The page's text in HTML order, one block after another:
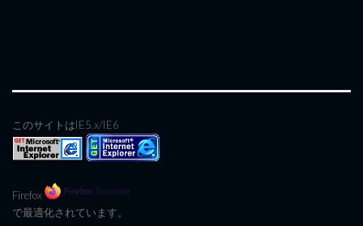
このサイトはIE5.x/IE6
Firefox
で最適化されています。